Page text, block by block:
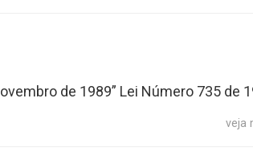
de 1989” Lei Número 735 de
veja